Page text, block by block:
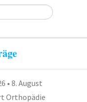
• 8. August
Orthopädie